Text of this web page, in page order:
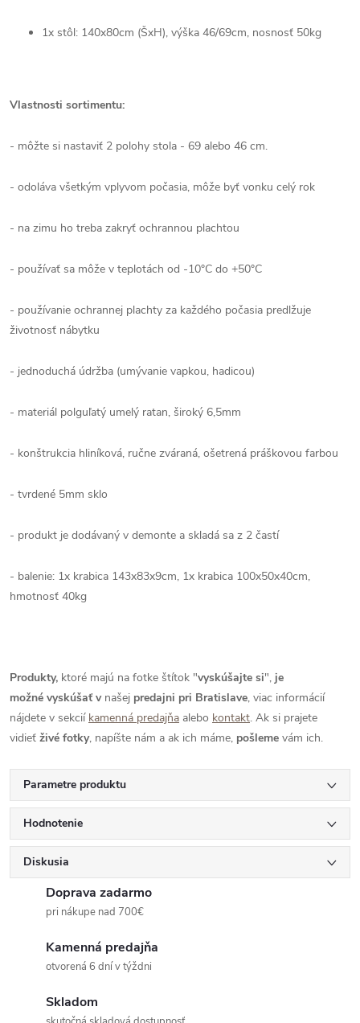
1x stôl: 140x80cm (ŠxH), výška 46/69cm, nosnosť 50kg
Vlastnosti sortimentu:
- môžte si nastaviť 2 polohy stola - 69 alebo 46 cm.
- odoláva všetkým vplyvom počasia, môže byť vonku celý rok
- na zimu ho treba zakryť ochrannou plachtou
- používať sa môže v teplotách od -10°C do +50°C
- používanie ochrannej plachty za každého počasia predlžuje
životnosť nábytku
- jednoduchá údržba (umývanie vapkou, hadicou)
- materiál polguľatý umelý ratan, široký 6,5mm
- konštrukcia hliníková, ručne zváraná, ošetrená práškovou farbou
- tvrdené 5mm sklo
- produkt je dodávaný v demonte a skladá sa z 2 častí
- balenie: 1x krabica 143x83x9cm, 1x krabica 100x50x40cm,
hmotnosť 40kg
Produkty, ktoré majú na fotke štítok "vyskúšajte si", je
možné vyskúšať v našej predajni pri Bratislave, viac informácií
nájdete v sekcií kamenná predajňa alebo kontakt. Ak si prajete
vidieť živé fotky, napíšte nám a ak ich máme, pošleme vám ich.
Parametre produktu
Hodnotenie
Diskusia
Doprava zadarmo
pri nákupe nad 700€
Kamenná predajňa
otvorená 6 dní v týždni
Skladom